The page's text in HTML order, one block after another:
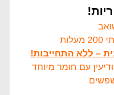
– ללא התחייבות!
עם חומר מיוחד